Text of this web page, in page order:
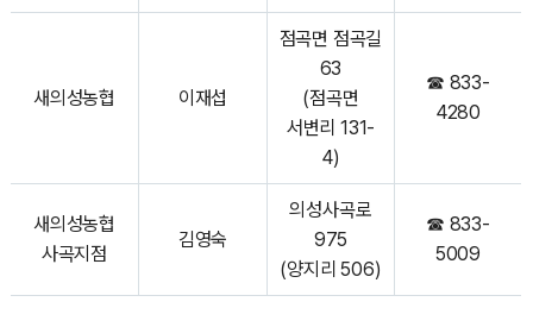
새의성농협 이재섭
점곡면 점곡길
63
(점곡면
서변리 131-
4)
☎ 833-
4280
새의성농협
사곡지점
김영숙
의성사곡로
975
(양지리 506)
☎ 833-
5009